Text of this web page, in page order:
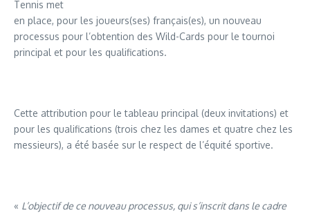
Tennis met
en place, pour les joueurs(ses) français(es), un nouveau
processus pour l’obtention des Wild-Cards pour le tournoi
principal et pour les qualifications.
Cette attribution pour le tableau principal (deux invitations) et
pour les qualifications (trois chez les dames et quatre chez les
messieurs), a été basée sur le respect de l’équité sportive.
« L’objectif de ce nouveau processus, qui s’inscrit dans le cadre